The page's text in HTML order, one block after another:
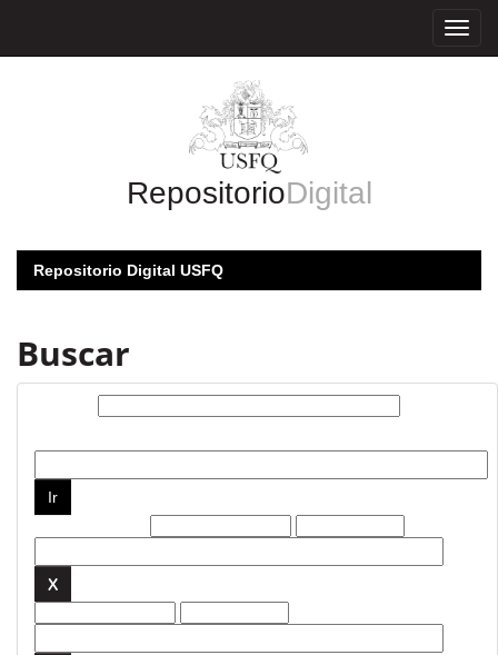
RepositorioDigital
Repositorio Digital USFQ
Buscar